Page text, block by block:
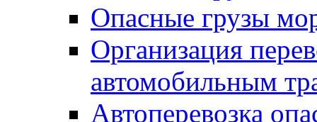
Опасные грузы
Организация
автомобильным
Автоперевозка